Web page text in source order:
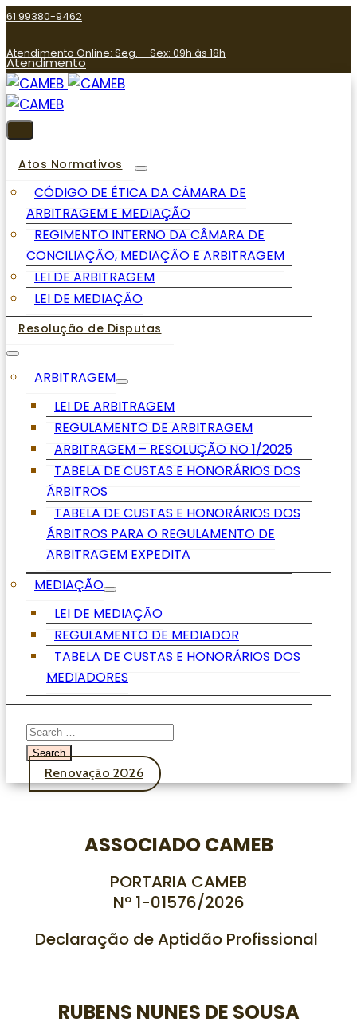
61 99380-9462
Atendimento Online: Seg. – Sex: 09h às 18h
Atendimento
Atos Normativos
CÓDIGO DE ÉTICA DA CÂMARA DE
ARBITRAGEM E MEDIAÇÃO
REGIMENTO INTERNO DA CÂMARA DE
CONCILIAÇÃO, MEDIAÇÃO E ARBITRAGEM
LEI DE ARBITRAGEM
LEI DE MEDIAÇÃO
Resolução de Disputas
ARBITRAGEM
LEI DE ARBITRAGEM
REGULAMENTO DE ARBITRAGEM
ARBITRAGEM – RESOLUÇÃO NO 1/2025
TABELA DE CUSTAS E HONORÁRIOS DOS
ÁRBITROS
TABELA DE CUSTAS E HONORÁRIOS DOS
ÁRBITROS PARA O REGULAMENTO DE
ARBITRAGEM EXPEDITA
MEDIAÇÃO
LEI DE MEDIAÇÃO
REGULAMENTO DE MEDIADOR
TABELA DE CUSTAS E HONORÁRIOS DOS
MEDIADORES
Renovação 2026
ASSOCIADO CAMEB
PORTARIA CAMEB
Nº 1-01576/2026
Declaração de Aptidão Profissional
RUBENS NUNES DE SOUSA